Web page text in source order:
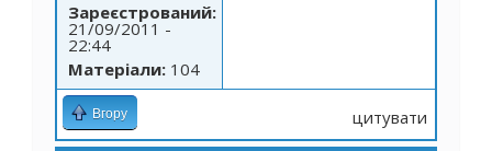
Зареєстрований:
21/09/2011 -
22:44
Матеріали: 104
Вгору цитувати